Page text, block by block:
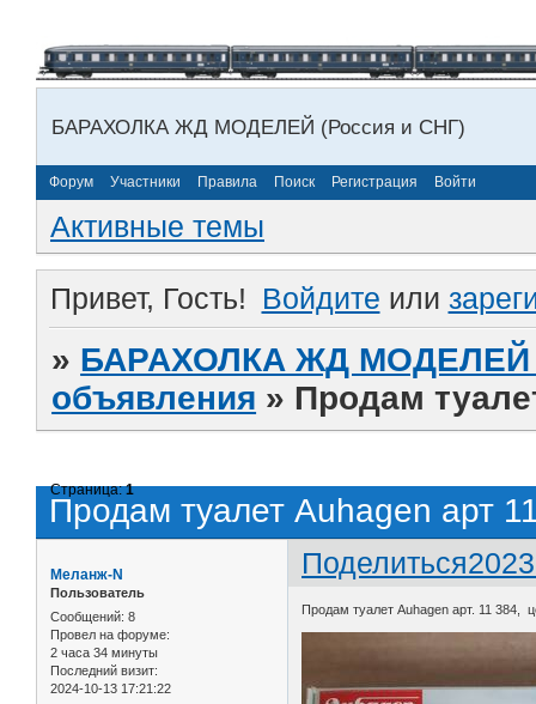
БАРАХОЛКА ЖД МОДЕЛЕЙ (Россия и СНГ)
Форум Участники Правила Поиск Регистрация Войти
Активные темы
Привет, Гость! Войдите или
» БАРАХОЛКА ЖД МОДЕЛЕЙ
объявления » Продам
Продам туалет Auhagen арт
Страница:1
Поделиться
Меланж-N
Пользователь
Сообщений: 8
Провел на форуме:
2 часа 34 минуты
Последний визит:
2024-10-13 17:21:22
Продам туалет Auhagen арт. 11 384,